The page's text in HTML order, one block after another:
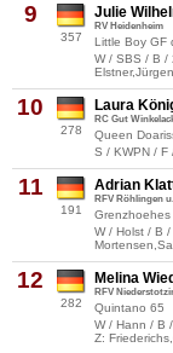
9
357
Julie
RV Heidenheim
Little Boy GF
W / SBS / B /
Elstner,Jürgen
10
278
Laura
RC Gut
Queen
S / KWPN / F
11
191
Adrian
RFV Röhlingen
Grenzhoehes
W / Holst / B
12
282
Melina
RFV
Quintano 65
W / Hann / B
Z: